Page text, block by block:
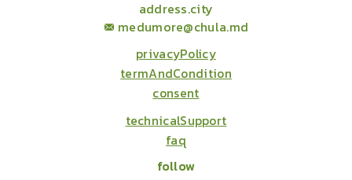
address.city
medumore@chula.md
privacyPolicy
termAndCondition
consent
technicalSupport
faq
follow